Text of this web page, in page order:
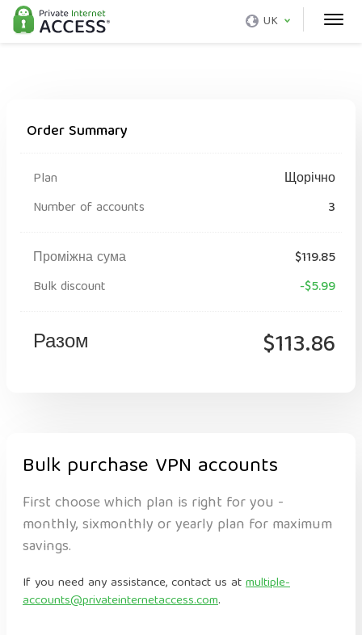
UK
Order Summary
Plan
Щорічно
Number of accounts
3
Проміжна сума
$119.85
Bulk discount
-$5.99
Разом $113.86
Bulk purchase VPN accounts
First choose which plan is right for you -
monthly, sixmonthly or yearly plan for maximum
savings.
If you need any assistance, contact us atmultiple-
accounts@privateinternetaccess.com.